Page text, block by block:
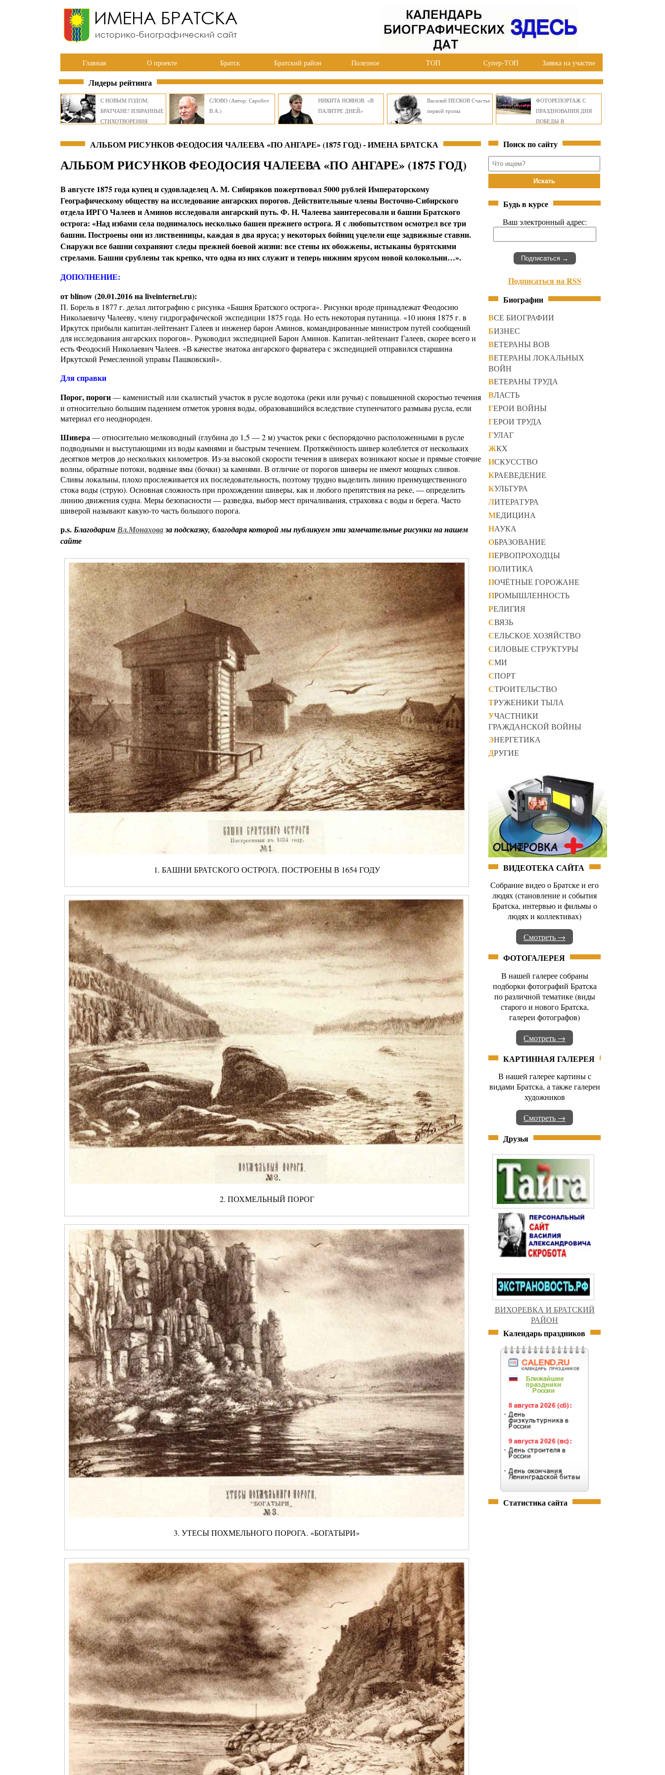
Главная О проекте Братск Братский район Полезное ТОП Супер-ТОП Заявка на участие
Лидеры рейтинга
С НОВЫМ ГОДОМ,
БРАТЧАНЕ! ИЗБРАННЫЕ
СТИХОТВОРЕНИЯ
СЛОВО (Автор: Скробот
В.А.)
НИКИТА НОЯНОВ. «В
ПАЛИТРЕ ДНЕЙ»
Василий ПЕСКОВ Счастье
первой тропы
ФОТОРЕПОРТАЖ С
ПРАЗДНОВАНИЯ ДНЯ
ПОБЕДЫ В
ОКРУГЕ БРАТСКА
АЛЬБОМ РИСУНКОВ ФЕОДОСИЯ ЧАЛЕЕВА «ПО АНГАРЕ» (1875 ГОД) - ИМЕНА БРАТСКА
АЛЬБОМ РИСУНКОВ ФЕОДОСИЯ ЧАЛЕЕВА «ПО АНГАРЕ» (1875 ГОД)
В августе 1875 года купец и судовладелец А. М. Сибиряков пожертвовал 5000 рублей Императорскому
Географическому обществу на исследование ангарских порогов. Действительные члены Восточно-Сибирского
отдела ИРГО Чалеев и Аминов исследовали ангарский путь. Ф. Н. Чалеева заинтересовали и башни Братского
острога: «Над избами села поднималось несколько башен прежнего острога. Я с любопытством осмотрел все три
башни. Построены они из лиственницы, каждая в два яруса; у некоторых бойниц уцелели еще задвижные ставни.
Снаружи все башни сохраняют следы прежней боевой жизни: все стены их обожжены, истыканы бурятскими
стрелами. Башни срублены так крепко, что одна из них служит и теперь нижним ярусом новой колокольни…».
ДОПОЛНЕНИЕ:
от blinow (20.01.2016 на liveinternet.ru):
П. Борель в 1877 г. делал литографию с рисунка «Башня Братского острога». Рисунки вроде принадлежат Феодосию
Николаевичу Чалееву, члену гидрографической экспедиции 1875 года. Но есть некоторая путаница. «10 июня 1875 г. в
Иркутск прибыли капитан-лейтенант Галеев и инженер барон Аминов, командированные министром путей сообщений
для исследования ангарских порогов». Руководил экспедицией Барон Аминов. Капитан-лейтенант Галеев, скорее всего и
есть Феодосий Николаевич Чалеев. «В качестве знатока ангарского фарватера с экспедицией отправился старшина
Иркутской Ремесленной управы Пашковский».
Для справки
Порог, пороги— каменистый или скалистый участок в русле водотока (реки или ручья) с повышенной скоростью течения
и относительно большим падением отметок уровня воды, образовавшийся вследствие ступенчатого размыва русла, если
материал его неоднороден.
Шивера— относительно мелководный (глубина до 1,5 — 2 м) участок реки с беспорядочно расположенными в русле
подводными и выступающими из воды камнями и быстрым течением. Протяжённость шивер колеблется от нескольких
десятков метров до нескольких километров. Из-за высокой скорости течения в шиверах возникают косые и прямые стоячие
волны, обратные потоки, водяные ямы (бочки) за камнями. В отличие от порогов шиверы не имеют мощных сливов.
Сливы локальны, плохо прослеживается их последовательность, поэтому трудно выделить линию преимущественного
стока воды (струю). Основная сложность при прохождении шиверы, как и любого препятствия на реке, — определить
линию движения судна. Меры безопасности — разведка, выбор мест причаливания, страховка с воды и берега. Часто
шиверой называют какую-то часть большого порога.
p.s.БлагодаримВл.Монаховаза подсказку, благодаря которой мы публикуем эти замечательные рисунки на нашем
сайте
1. БАШНИ БРАТСКОГО ОСТРОГА. ПОСТРОЕНЫ В 1654 ГОДУ
2. ПОХМЕЛЬНЫЙ ПОРОГ
3. УТЕСЫ ПОХМЕЛЬНОГО ПОРОГА. «БОГАТЫРИ»
Поиск по сайту
Будь в курсе
Ваш электронный адрес:
Подписаться на RSS
Биографии
ВСЕ БИОГРАФИИ
БИЗНЕС
ВЕТЕРАНЫ ВОВ
ВЕТЕРАНЫ ЛОКАЛЬНЫХ
ВОЙН
ВЕТЕРАНЫ ТРУДА
ВЛАСТЬ
ГЕРОИ ВОЙНЫ
ГЕРОИ ТРУДА
ГУЛАГ
ЖКХ
ИСКУССТВО
КРАЕВЕДЕНИЕ
КУЛЬТУРА
ЛИТЕРАТУРА
МЕДИЦИНА
НАУКА
ОБРАЗОВАНИЕ
ПЕРВОПРОХОДЦЫ
ПОЛИТИКА
ПОЧЁТНЫЕ ГОРОЖАНЕ
ПРОМЫШЛЕННОСТЬ
РЕЛИГИЯ
СВЯЗЬ
СЕЛЬСКОЕ ХОЗЯЙСТВО
СИЛОВЫЕ СТРУКТУРЫ
СМИ
СПОРТ
СТРОИТЕЛЬСТВО
ТРУЖЕНИКИ ТЫЛА
УЧАСТНИКИ
ГРАЖДАНСКОЙ ВОЙНЫ
ЭНЕРГЕТИКА
ДРУГИЕ
ВИДЕОТЕКА САЙТА
Собрание видео о Братске и его
людях (становление и события
Братска, интервью и фильмы о
людях и коллективах)
Смотреть →
ФОТОГАЛЕРЕЯ
В нашей галерее собраны
подборки фотографий Братска
по различной тематике (виды
старого и нового Братска,
галереи фотографов)
Смотреть →
КАРТИННАЯ ГАЛЕРЕЯ
В нашей галерее картины с
видами Братска, а также галереи
художников
Смотреть →
Друзья
ВИХОРЕВКА И БРАТСКИЙ
РАЙОН
Календарь праздников
Статистика сайта